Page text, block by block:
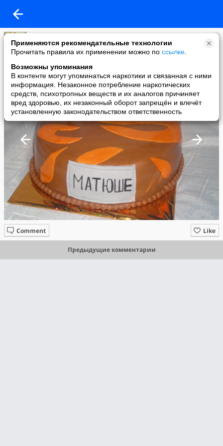
Применяются рекомендательные технологии
Прочитать правила их применении можно по ссылке
Возможны упоминания
В контенте могут упоминаться наркотики и связанная с ними
информация. Незаконное потребление наркотических
средств, психотропных веществ и их аналогов причиняет
вред здоровью, их незаконный оборот запрещён и влечёт
установленную законодательством ответственность
Юлия Герилович
added a photo
27 Nov в 07:51
Like
Comment
Предыдущие комментарии